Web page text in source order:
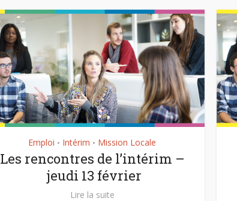
Emploi • Intérim • Mission Locale
Les rencontres de l’intérim –
jeudi 13 février
Lire la suite